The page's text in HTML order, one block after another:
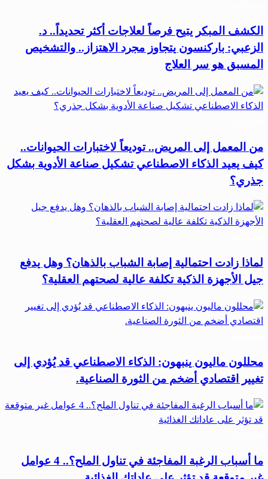
الكشف المبكر يتيح فرصاً لعلاجات أكثر تحديداً.. د.
الزعبي: باركنسون يتجاوز مجرد الاهتزاز.. والتشخيص
المسبق هو سر العلاج
من المعمل إلى المريض.. توديعاً لاختبارات الحيوانات..
كيف يعيد الذكاء الاصطناعي تشكيل صناعة الأدوية بشكل
جذري؟
لماذا زادت احتمالية إصابة الشباب بالذهان؟ وهل يدفع
جيل الأجهزة الذكية تكلفة عالية لصحتهم العقلية؟
محللون ماليون ينبهون: الذكاء الاصطناعي قد يُؤدي إلى
تغيير اقتصادي أضخم من الثورة الصناعية.
ما أسباب الرغبة المفاجئة في تناول الملح؟.. 4 عوامل